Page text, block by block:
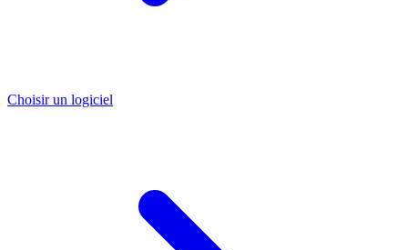
Choisir un logiciel